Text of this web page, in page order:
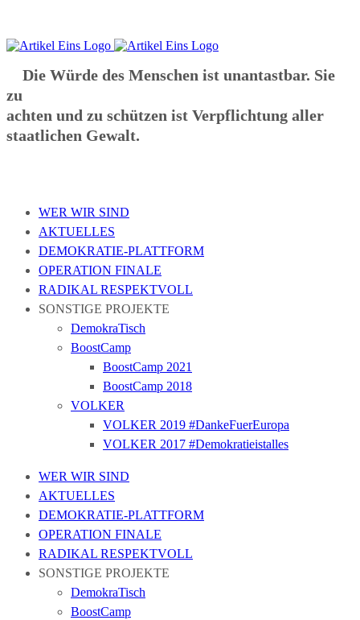
springen
Die Würde des Menschen ist unantastbar. Sie
zu
achten und zu schützen ist Verpflichtung aller
staatlichen Gewalt.
WER WIR SIND
AKTUELLES
DEMOKRATIE-PLATTFORM
OPERATION FINALE
RADIKAL RESPEKTVOLL
SONSTIGE PROJEKTE
DemokraTisch
BoostCamp
BoostCamp 2021
BoostCamp 2018
VOLKER
VOLKER 2019 #DankeFuerEuropa
VOLKER 2017 #Demokratieistalles
WER WIR SIND
AKTUELLES
DEMOKRATIE-PLATTFORM
OPERATION FINALE
RADIKAL RESPEKTVOLL
SONSTIGE PROJEKTE
DemokraTisch
BoostCamp